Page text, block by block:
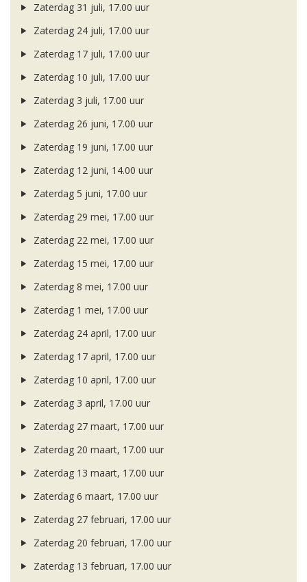
Zaterdag 31 juli, 17.00 uur
Zaterdag 24 juli, 17.00 uur
Zaterdag 17 juli, 17.00 uur
Zaterdag 10 juli, 17.00 uur
Zaterdag 3 juli, 17.00 uur
Zaterdag 26 juni, 17.00 uur
Zaterdag 19 juni, 17.00 uur
Zaterdag 12 juni, 14.00 uur
Zaterdag 5 juni, 17.00 uur
Zaterdag 29 mei, 17.00 uur
Zaterdag 22 mei, 17.00 uur
Zaterdag 15 mei, 17.00 uur
Zaterdag 8 mei, 17.00 uur
Zaterdag 1 mei, 17.00 uur
Zaterdag 24 april, 17.00 uur
Zaterdag 17 april, 17.00 uur
Zaterdag 10 april, 17.00 uur
Zaterdag 3 april, 17.00 uur
Zaterdag 27 maart, 17.00 uur
Zaterdag 20 maart, 17.00 uur
Zaterdag 13 maart, 17.00 uur
Zaterdag 6 maart, 17.00 uur
Zaterdag 27 februari, 17.00 uur
Zaterdag 20 februari, 17.00 uur
Zaterdag 13 februari, 17.00 uur